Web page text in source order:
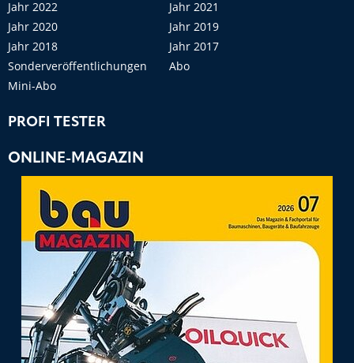
Jahr 2022
Jahr 2021
Jahr 2020
Jahr 2019
Jahr 2018
Jahr 2017
Sonderveröffentlichungen
Abo
Mini-Abo
PROFI TESTER
ONLINE-MAGAZIN